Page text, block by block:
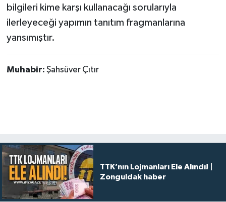
bilgileri kime karşı kullanacağı sorularıyla
ilerleyeceği yapımın tanıtım fragmanlarına
yansımıştır.
Muhabir: Şahsüver Çıtır
TTK’nın Lojmanları Ele Alındı! |
Zonguldak haber